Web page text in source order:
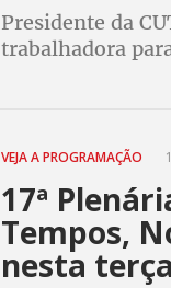
Presidente da
trabalhadora
VEJA A PROGRAMAÇÃO
17ª
Tempos,
nesta